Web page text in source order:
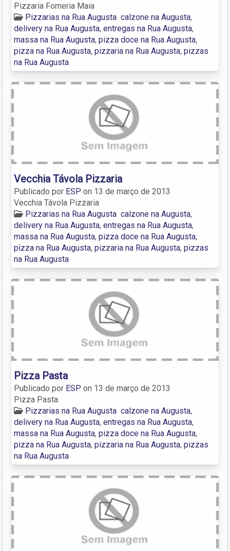
Pizzaria Forneria Maia
Pizzarias na Rua Augusta calzone na Augusta,
delivery na Rua Augusta, entregas na Rua Augusta,
massa na Rua Augusta, pizza doce na Rua Augusta,
pizza na Rua Augusta, pizzaria na Rua Augusta, pizzas
na Rua Augusta
Vecchia Távola Pizzaria
Publicado por ESP on 13 de março de 2013
Vecchia Távola Pizzaria
Pizzarias na Rua Augusta calzone na Augusta,
delivery na Rua Augusta, entregas na Rua Augusta,
massa na Rua Augusta, pizza doce na Rua Augusta,
pizza na Rua Augusta, pizzaria na Rua Augusta, pizzas
na Rua Augusta
Pizza Pasta
Publicado por ESP on 13 de março de 2013
Pizza Pasta
Pizzarias na Rua Augusta calzone na Augusta,
delivery na Rua Augusta, entregas na Rua Augusta,
massa na Rua Augusta, pizza doce na Rua Augusta,
pizza na Rua Augusta, pizzaria na Rua Augusta, pizzas
na Rua Augusta